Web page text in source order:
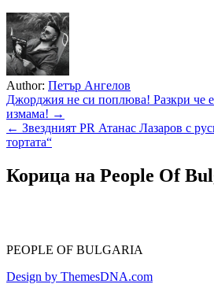
Author: Петър Ангелов
Навигация
Джорджия не си поплюва! Разкри че е
измама! →
← Звездният PR Атанас Лазаров с
тортата“
Корица на People Of
PEOPLE OF BULGARIA
Design by ThemesDNA.com